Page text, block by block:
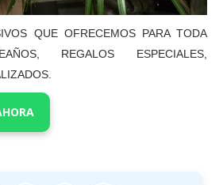
QUE OFRECEMOS PARA TODA
REGALOS ESPECIALES,